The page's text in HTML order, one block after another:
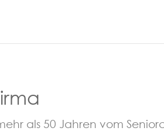
als 50 Jahren vom